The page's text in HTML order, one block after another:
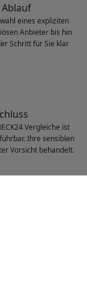
eines expliziten
Anbieter bis hin
Schritt für Sie klar
Vergleiche ist
Ihre sensiblen
Vorsicht behandelt.